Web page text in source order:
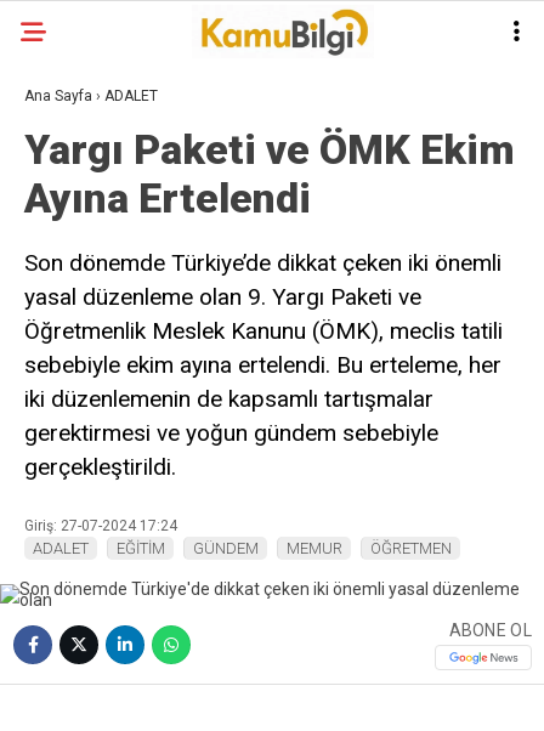
Ana Sayfa › ADALET
Yargı Paketi ve ÖMK Ekim
Ayına Ertelendi
Son dönemde Türkiye’de dikkat çeken iki önemli
yasal düzenleme olan 9. Yargı Paketi ve
Öğretmenlik Meslek Kanunu (ÖMK), meclis tatili
sebebiyle ekim ayına ertelendi. Bu erteleme, her
iki düzenlemenin de kapsamlı tartışmalar
gerektirmesi ve yoğun gündem sebebiyle
gerçekleştirildi.
Giriş: 27-07-2024 17:24
ADALET EĞİTİM GÜNDEM MEMUR ÖĞRETMEN
ABONE OL